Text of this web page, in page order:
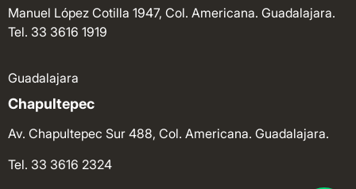
Manuel López Cotilla 1947, Col. Americana. Guadalajara.
Tel. 33 3616 1919
Guadalajara
Chapultepec
Av. Chapultepec Sur 488, Col. Americana. Guadalajara.
Tel. 33 3616 2324